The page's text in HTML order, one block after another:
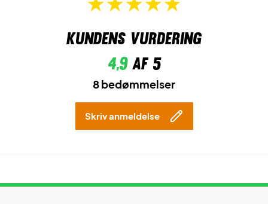
Kundens vurdering
4,9af 5
8 bedømmelser
Skriv anmeldelse